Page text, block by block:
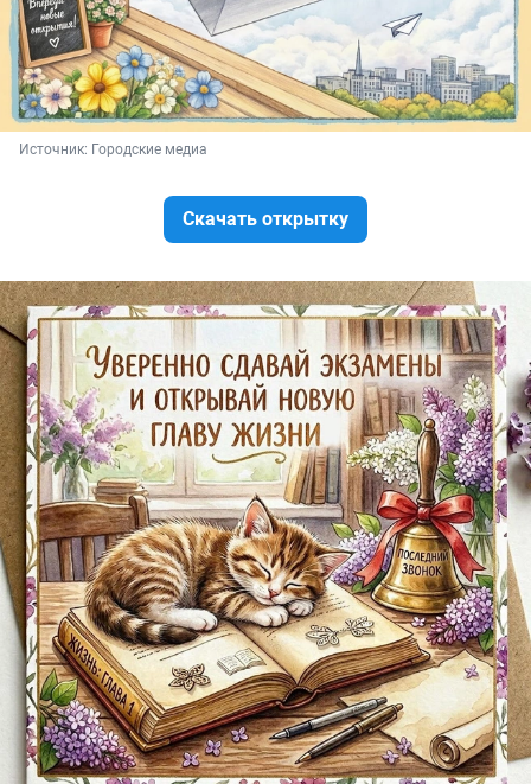
Источник: Городские медиа
Скачать открытку